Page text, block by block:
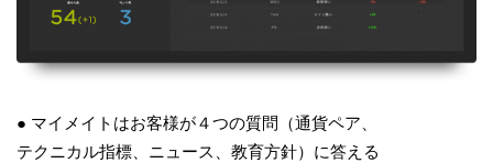
● マイメイトはお客様が４つの質問（通貨ペア、
テクニカル指標、ニュース、教育方針）に答える